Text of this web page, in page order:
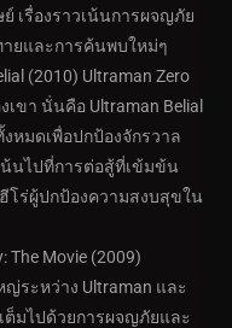
เรื่องราวเน้นการผจญภัย
ยและการค้นพบใหม่ๆ
(2010) Ultraman Zero
ขา นั่นคือ Ultraman Belial
หมดเพื่อปกป้องจักรวาล
น้นไปที่การต่อสู้ที่เข้มข้น
โร่ผู้ปกป้องความสงบสุขใน
The Movie (2009)
ระหว่าง Ultraman และ
ต็มไปด้วยการผจญภัยและ